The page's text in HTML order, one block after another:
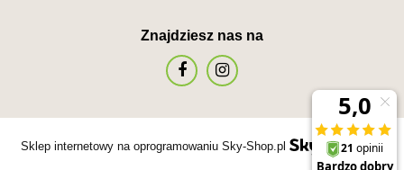
Znajdziesz nas na
Sklep internetowy na oprogramowaniu Sky-Shop.pl